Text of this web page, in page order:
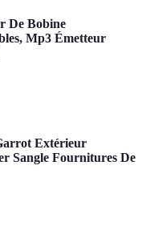
De Bobine
Mp3 Émetteur
Extérieur
Sangle Fournitures De